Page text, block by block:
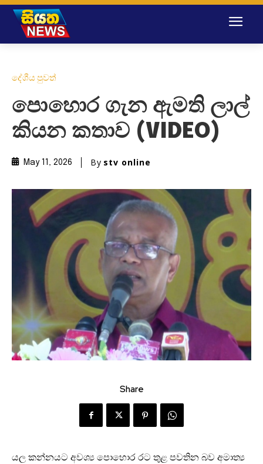
දේශීය පුවත්
පොහොර ගැන ඇමති ලාල්
කියන කතාව (VIDEO)
May 11, 2026 By stv online
Share
යල කන්නයට අවශ්‍ය පොහොර රට තුළ පවතින බව අමාත්‍ය